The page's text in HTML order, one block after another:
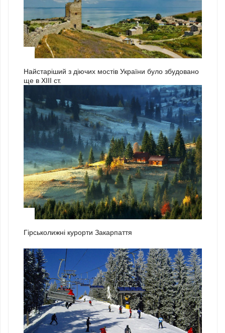
Найстаріший з діючих мостів України було збудовано
ще в ХІІІ ст.
Гірськолижні курорти Закарпаття